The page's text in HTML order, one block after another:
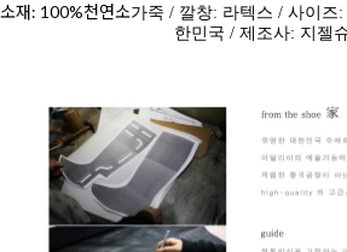
소재: 100%천연소가죽 / 깔창: 라텍스 / 사이즈
한민국 / 제조사: 지젤